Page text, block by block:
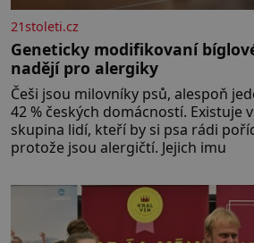
21stoleti.cz
Geneticky modifikovaní
nadějí pro alergiky
Češi jsou milovníky psů, alespoň
42 % českých domácností. Existuje
skupina lidí, kteří by si psa rádi
protože jsou alergičtí. Jejich imu